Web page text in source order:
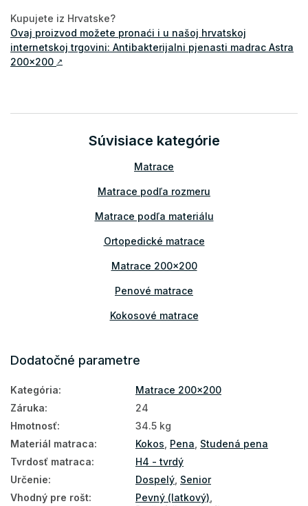
Kupujete iz Hrvatske?
Ovaj proizvod možete pronaći i u našoj hrvatskoj
internetskoj trgovini: Antibakterijalni pjenasti madrac Astra
200x200 ↗
Súvisiace kategórie
Matrace
Matrace podľa rozmeru
Matrace podľa materiálu
Ortopedické matrace
Matrace 200x200
Penové matrace
Kokosové matrace
Matrace podľa nosnosti
Vysoké matrace
Matrace HR pena
Hotelové matrace
Slovenské matrace
Podlahové matrace
Dodatočné parametre
Kategória:
Matrace 200x200
Záruka:
24
Hmotnosť:
34.5 kg
Materiál matraca: Kokos Pena Studená pena
Tvrdosť matraca:
H4 - tvrdý
Určenie: Dospelý Senior
Vhodný pre rošt: Pevný (latkový)